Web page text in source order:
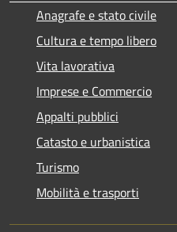
Anagrafe e stato civile
Cultura e tempo libero
Vita lavorativa
Imprese e Commercio
Appalti pubblici
Catasto e urbanistica
Turismo
Mobilità e trasporti